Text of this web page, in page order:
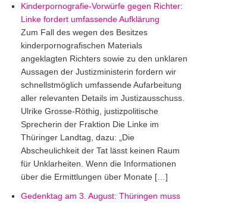
Kinderpornografie-Vorwürfe gegen Richter:
Linke fordert umfassende Aufklärung
Zum Fall des wegen des Besitzes
kinderpornografischen Materials
angeklagten Richters sowie zu den unklaren
Aussagen der Justizministerin fordern wir
schnellstmöglich umfassende Aufarbeitung
aller relevanten Details im Justizausschuss.
Ulrike Grosse-Röthig, justizpolitische
Sprecherin der Fraktion Die Linke im
Thüringer Landtag, dazu: „Die
Abscheulichkeit der Tat lässt keinen Raum
für Unklarheiten. Wenn die Informationen
über die Ermittlungen über Monate […]
Gedenktag am 3. August: Thüringen muss